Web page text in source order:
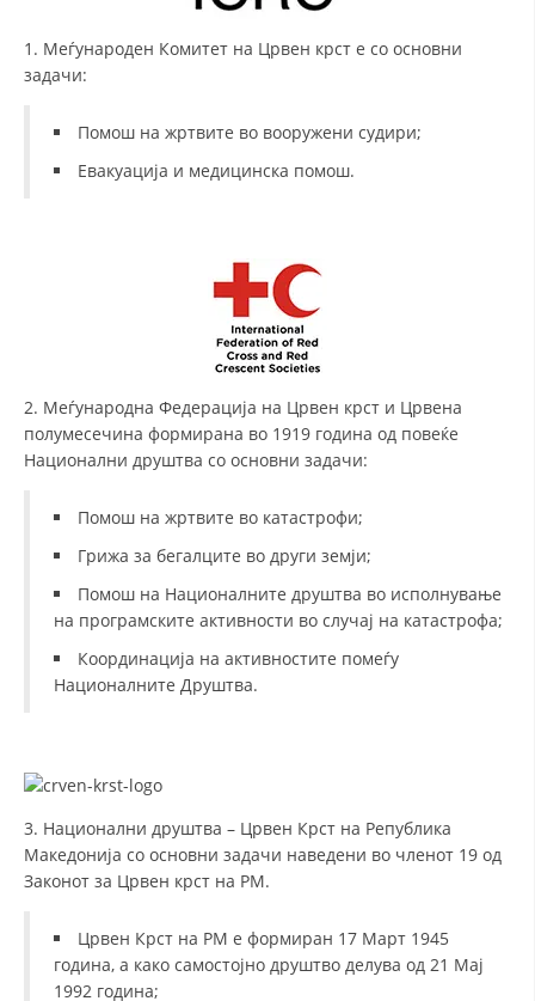
ПРОМОЦИЈА НА ХУМАНИ ВРЕДНОСТИ
УПОТРЕБА И ЗАШТИТА НА АМБЛЕМОТ
КАКО ДА ДОНИРАТЕ
СПАСИТЕЛНА СТАНИЦА ВОДНО
ПРОЕКТИ – ПОДГОТВЕНОСТ И ДЕЈСТВУВАЊЕ ПРИ КАТАСТРОФИ
ОДНОСИ СО ЈАВНОСТ
ИСТРАЖУВАЊЕ НА ЈАВНО МИСЛЕЊЕ
МЕЃУНАРОДНА СОРАБОТКА
ЗНАЧЕЊЕ НА СЛУЖБАТА ЗА БАРАЊЕ
ФОРМУЛАРИ ЗА БАРАЊА
ПРВА ПОМОШ
МЕНАЏМЕНТ НА ВОЛОНТЕРИ
ДЕЈСТВУВАЊЕ
1. Меѓународен Комитет на Црвен крст е со основни
задачи:
Помош на жртвите во вооружени судири;
Евакуација и медицинска помош.
2. Меѓународна Федерација на Црвен крст и Црвена
полумесечина формирана во 1919 година од повеќе
Национални друштва со основни задачи:
Помош на жртвите во катастрофи;
Грижа за бегалците во други земји;
Помош на Националните друштва во исполнување
на програмските активности во случај на катастрофа;
Координација на активностите помеѓу
Националните Друштва.
3. Национални друштва – Црвен Крст на Република
Македонија со основни задачи наведени во членот 19 од
Законот за Црвен крст на РМ.
Црвен Крст на РМ е формиран 17 Март 1945
година, а како самостојно друштво делува од 21 Мај
1992 година;